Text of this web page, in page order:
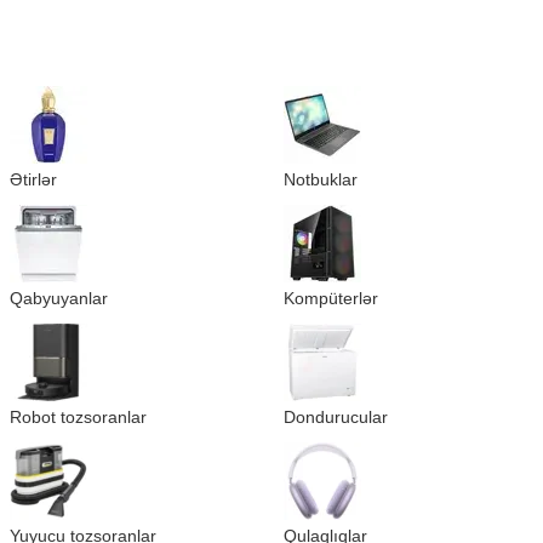
Ətirlər Notbuklar
Qabyuyanlar Kompüterlər
Robot tozsoranlar Dondurucular
Yuyucu tozsoranlar Qulaqlıqlar